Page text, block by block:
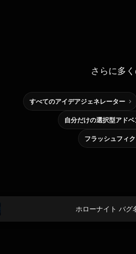
さらに多
すべてのアイデアジェネレーター
フラッシュフィ
ホローナイト バグ